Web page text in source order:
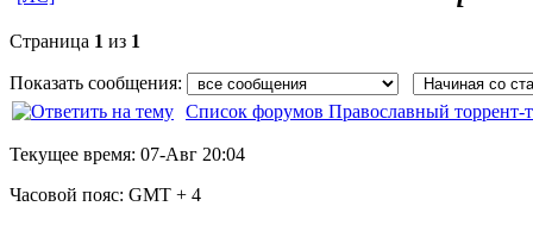
Страница 1 из 1
Показать сообщения:
Список форумов Православный торрент-
Текущее время: 07-Авг 20:04
Часовой пояс: GMT + 4